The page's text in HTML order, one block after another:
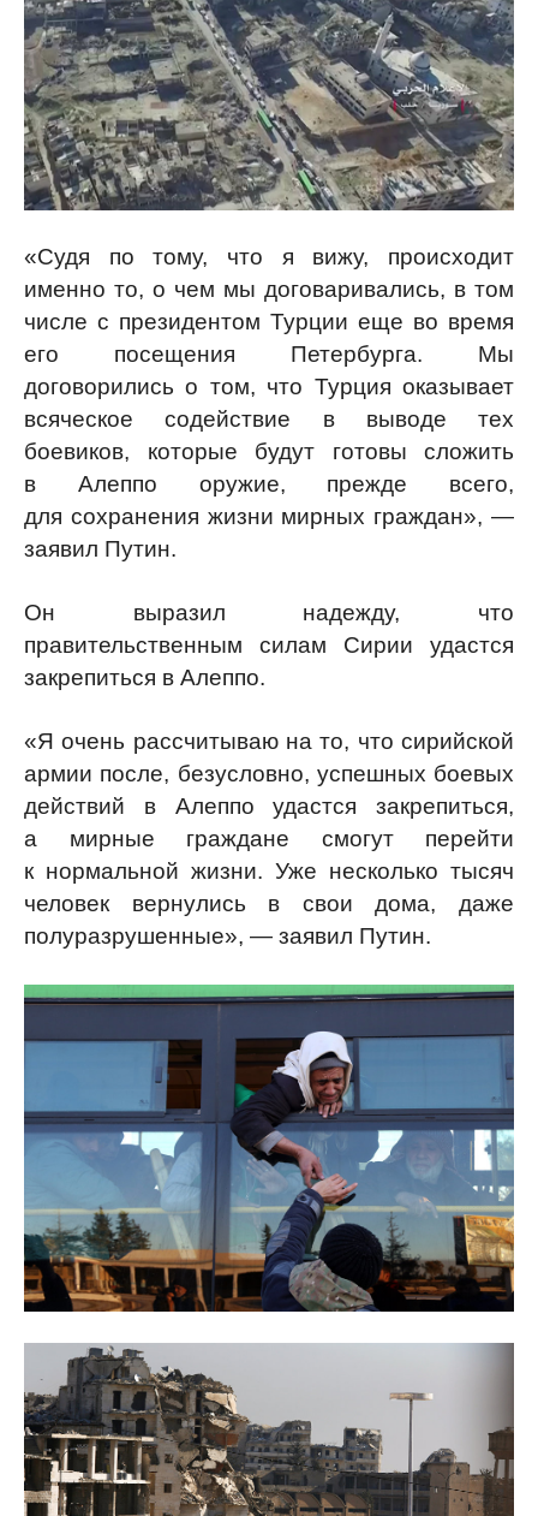
«Судя по тому, что я вижу, происходит
именно то, о чем мы договаривались, в том
числе с президентом Турции еще во время
его посещения Петербурга. Мы
договорились о том, что Турция оказывает
всяческое содействие в выводе тех
боевиков, которые будут готовы сложить
в Алеппо оружие, прежде всего,
для сохранения жизни мирных граждан», —
заявил Путин.
Он выразил надежду, что
правительственным силам Сирии удастся
закрепиться в Алеппо.
«Я очень рассчитываю на то, что сирийской
армии после, безусловно, успешных боевых
действий в Алеппо удастся закрепиться,
а мирные граждане смогут перейти
к нормальной жизни. Уже несколько тысяч
человек вернулись в свои дома, даже
полуразрушенные», — заявил Путин.